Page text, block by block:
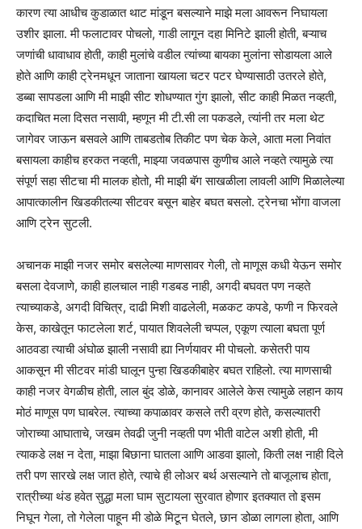
कारण त्या आधीच कुडाळात थाट मांडून बसल्याने माझे मला आवरून निघायला
उशीर झाला. मी फलाटावर पोचलो, गाडी लागून दहा मिनिटे झाली होती, बऱ्याच
जणांची धावाधाव होती, काही मुलांचे वडील त्यांच्या बायका मुलांना सोडायला आले
होते आणि काही ट्रेनमधून जाताना खायला चटर पटर घेण्यासाठी उतरले होते,
डब्बा सापडला आणि मी माझी सीट शोधण्यात गुंग झालो, सीट काही मिळत नव्हती,
कदाचित मला दिसत नसावी, म्हणून मी टी.सी ला पकडले, त्यांनी तर मला थेट
जागेवर जाऊन बसवले आणि ताबडतोब तिकीट पण चेक केले, आता मला निवांत
बसायला काहीच हरकत नव्हती, माझ्या जवळपास कुणीच आले नव्हते त्यामुळे त्या
संपूर्ण सहा सीटचा मी मालक होतो, मी माझी बॅग साखळीला लावली आणि मिळालेल्या
आपात्कालीन खिडकीतल्या सीटवर बसून बाहेर बघत बसलो. ट्रेनचा भोंगा वाजला
आणि ट्रेन सुटली.
अचानक माझी नजर समोर बसलेल्या माणसावर गेली, तो माणूस कधी येऊन समोर
बसला देवजाणे, काही हालचाल नाही गडबड नाही, अगदी बघवत पण नव्हते
त्याच्याकडे, अगदी विचित्र, दाढी मिशी वाढलेली, मळकट कपडे, फणी न फिरवले
केस, काखेतून फाटलेला शर्ट, पायात शिवलेली चप्पल, एकूण त्याला बघता पूर्ण
आठवडा त्याची अंघोळ झाली नसावी ह्या निर्णयावर मी पोचलो. कसेतरी पाय
आकसून मी सीटवर मांडी घालून पुन्हा खिडकीबाहेर बघत राहिलो. त्या माणसाची
काही नजर वेगळीच होती, लाल बुंद डोळे, कानावर आलेले केस त्यामुळे लहान काय
मोठं माणूस पण घाबरेल. त्याच्या कपाळावर कसले तरी व्रण होते, कसल्यातरी
जोराच्या आघाताचे, जखम तेवढी जुनी नव्हती पण भीती वाटेल अशी होती, मी
त्याकडे लक्ष न देता, माझा बिछाना घातला आणि आडवा झालो, किती लक्ष नाही दिले
तरी पण सारखे लक्ष जात होते, त्याचे ही लोअर बर्थ असल्याने तो बाजूलाच होता,
रात्रीच्या थंड हवेत सुद्धा मला घाम सुटायला सुरवात होणार इतक्यात तो इसम
निघून गेला, तो गेलेला पाहून मी डोळे मिटून घेतले, छान डोळा लागला होता, आणि